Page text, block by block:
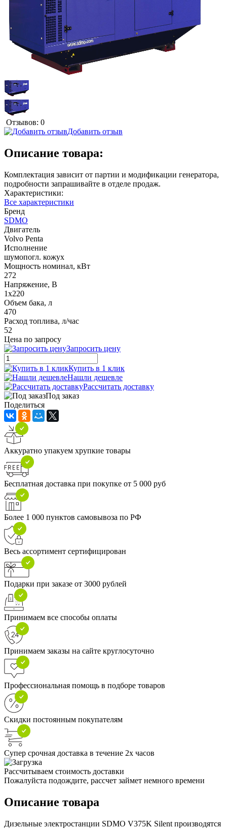
Отзывов: 0
Добавить отзыв
Описание товара:
Комплектация зависит от партии и модификации генератора,
подробности запрашивайте в отделе продаж.
Характеристики:
Все характеристики
Бренд
SDMO
Двигатель
Volvo Penta
Исполнение
шумопогл. кожух
Мощность номинал, кВт
272
Напряжение, В
1x220
Объем бака, л
470
Расход топлива, л/час
52
Цена по запросу
Запросить цену
Купить в 1 клик
Нашли дешевле
Рассчитать доставку
Под заказ
Поделиться
Аккуратно упакуем хрупкие товары
Бесплатная доставка при покупке от 5 000 руб
Более 1 000 пунктов самовывоза по РФ
Весь ассортимент сертифицирован
Подарки при заказе от 3000 рублей
Принимаем все способы оплаты
Принимаем заказы на сайте круглосуточно
Профессиональная помощь в подборе товаров
Скидки постоянным покупателям
Супер срочная доставка в течение 2х часов
Рассчитываем стоимость доставки
Пожалуйста подождите, рассчет займет немного времени
Описание товара
Дизельные электростанции SDMO V375K Silent производятся